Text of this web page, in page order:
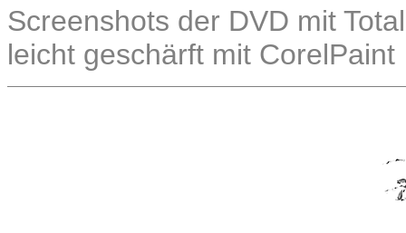
Screenshots der DVD mit
leicht geschärft mit CorelPaint